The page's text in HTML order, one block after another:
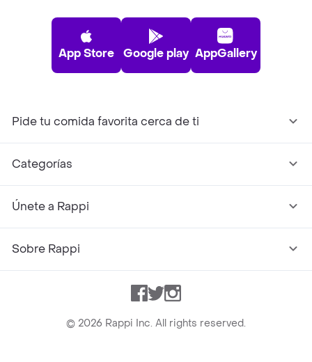
App Store Google play AppGallery
Pide tu comida favorita cerca de ti
Categorías
Únete a Rappi
Sobre Rappi
Facebook
TwitterInstagram
© 2026 Rappi Inc. All rights reserved.